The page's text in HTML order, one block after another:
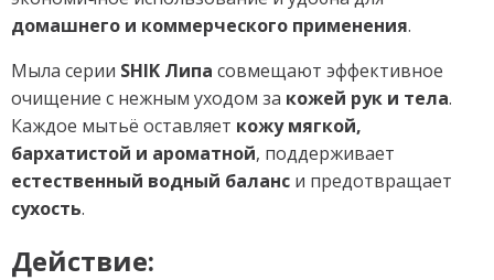
домашнего и коммерческого применения.
Мыла серии SHIK Липа совмещают эффективное
очищение с нежным уходом за кожей рук и тела.
Каждое мытьё оставляет кожу мягкой,
бархатистой и ароматной, поддерживает
естественный водный баланс и предотвращает
сухость.
Действие: